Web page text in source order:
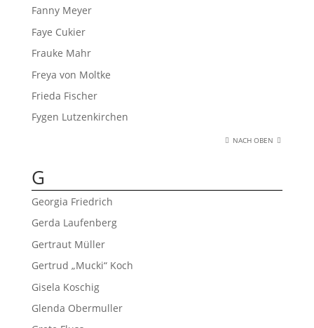
Fanny Meyer
Faye Cukier
Frauke Mahr
Freya von Moltke
Frieda Fischer
Fygen Lutzenkirchen
NACH OBEN
G
Georgia Friedrich
Gerda Laufenberg
Gertraut Müller
Gertrud „Mucki“ Koch
Gisela Koschig
Glenda Obermuller